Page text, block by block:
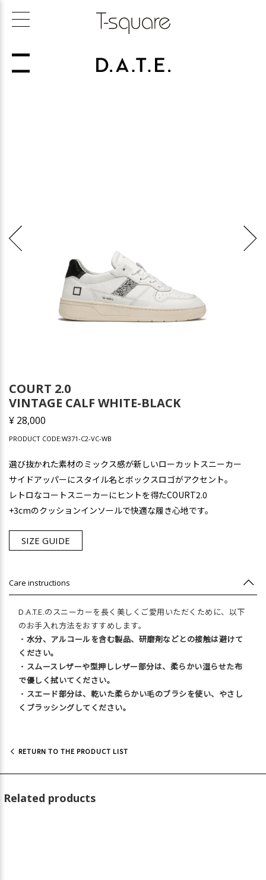
COURT 2.0
VINTAGE CALF WHITE-BLACK
¥ 28,000
PRODUCT CODE:W371-C2-VC-WB
選び抜かれた素材のミックス感が新しいローカットスニーカー
サイドアッパーにスタイル名とボックスロゴがアクセント。
レトロなコートスニーカーにヒントを得たCOURT2.0
+3cmのクッションインソールで快適な履き心地です。
SIZE GUIDE
Care instructions
D.A.T.E.のスニーカーを長く美しくご愛用いただくために、以下
のお手入れ方法をおすすめします。
・ 水分、アルコールを含む製品、研磨剤などとの接触は避けて
ください。
・ スムースレザーや型押しレザー部分は、柔らかい湿らせた布
で優しく拭いてください。
・ スエード部分は、乾いた柔らかい毛のブラシを使い、やさし
くブラッシングしてください。
RETURN TO THE PRODUCT LIST
Related products